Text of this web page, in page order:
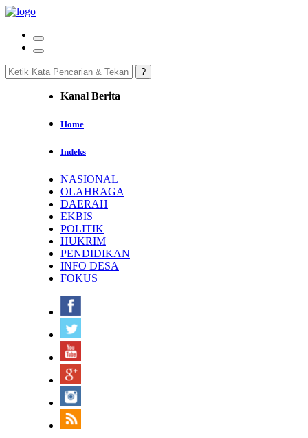
Kanal Berita
Home
Indeks
NASIONAL
OLAHRAGA
DAERAH
EKBIS
POLITIK
HUKRIM
PENDIDIKAN
INFO DESA
FOKUS